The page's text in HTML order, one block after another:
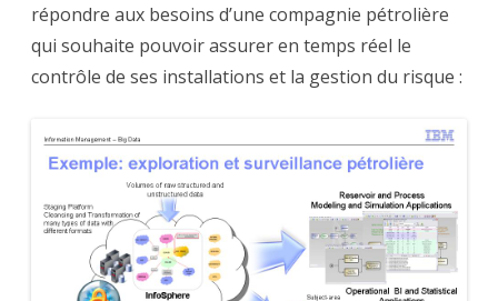
répondre aux besoins d’une compagnie pétrolière
qui souhaite pouvoir assurer en temps réel le
contrôle de ses installations et la gestion du risque :